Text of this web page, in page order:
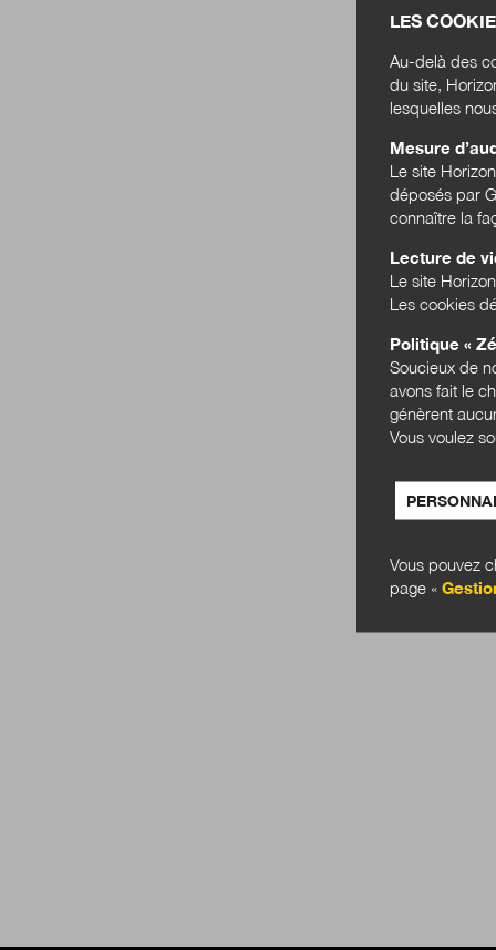
LES
Au-delà des
du site,
lesquelles
Mesure
Le site
déposés par
connaître la
Lecture de
Le site
Les cookies
Politique «
Soucieux de
avons fait le
génèrent
Vous voulez
Vous pouvez
page «